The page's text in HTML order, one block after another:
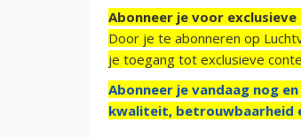
Abonneer je voor
Door je te abonneren op
je toegang tot exclusieve
Abonneer je vandaag nog
kwaliteit, betrouwbaarheid